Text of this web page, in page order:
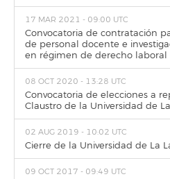
17 MAR 2021 - 09:00 UTC
Convocatoria de contratación
de personal docente e
en régimen de derecho laboral
08 OCT 2020 - 13:28 UTC
Convocatoria de elecciones a
Claustro de la Universidad de
02 AUG 2019 - 10:02 UTC
Cierre de la Universidad de La
09 OCT 2017 - 09:49 UTC